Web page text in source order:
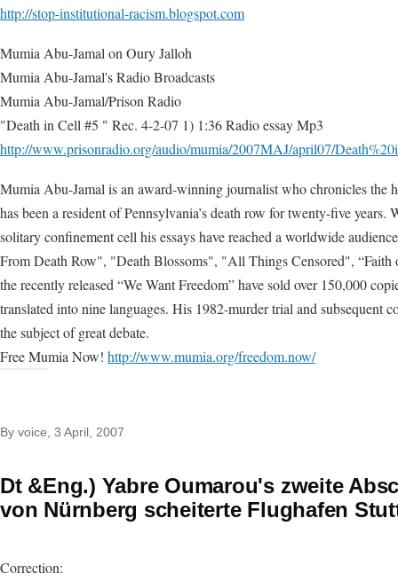
http://stop-institutional-racism.blogspot.com
Mumia Abu-Jamal on Oury Jalloh
Mumia Abu-Jamal's Radio Broadcasts
Mumia Abu-Jamal/Prison Radio
"Death in Cell #5 " Rec. 4-2-07 1) 1:36 Radio essay Mp3
http://www.prisonradio.org/audio/mumia/2007MAJ/april07/
Mumia Abu-Jamal is an award-winning journalist who chronicles the
has been a resident of Pennsylvania’s death row for twenty-five years.
solitary confinement cell his essays have reached a worldwide
From Death Row", "Death Blossoms", "All Things Censored", “Faith
the recently released “We Want Freedom” have sold over 150,000
translated into nine languages. His 1982-murder trial and subsequent
the subject of great debate.
Free Mumia Now! http://www.mumia.org/freedom.now/
By voice, 3 April, 2007
Dt &Eng.) Yabre Oumarou's zweite
von Nürnberg scheiterte Flughafen
Correction: